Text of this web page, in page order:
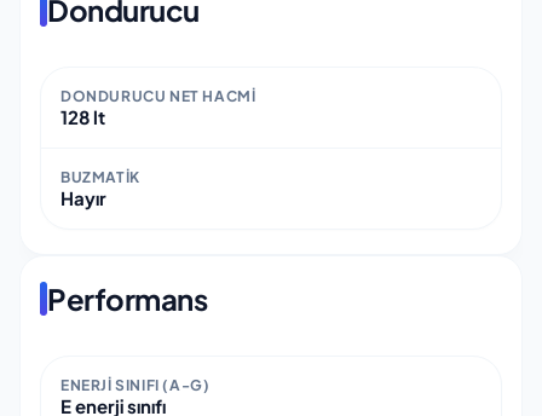
Dondurucu
DONDURUCU NET HACMI
128 lt
BUZMATIK
Hayır
Performans
ENERJI SINIFI (A-G)
E enerji sınıfı